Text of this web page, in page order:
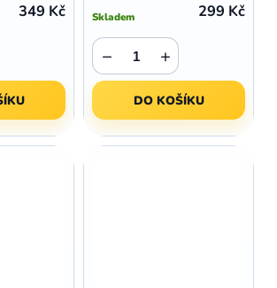
349 Kč Skladem 299 Kč
+
−
DO KOŠÍKU